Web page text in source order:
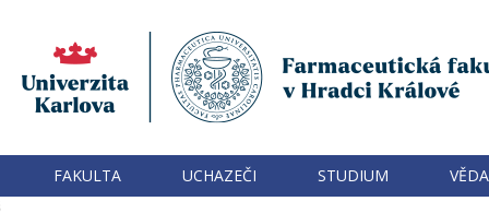
FAKULTA UCHAZEČI STUDIUM